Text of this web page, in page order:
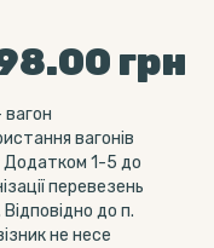
грн
вагон
вагонів
Додатком 1-5 до
перевезень
до п.
не несе